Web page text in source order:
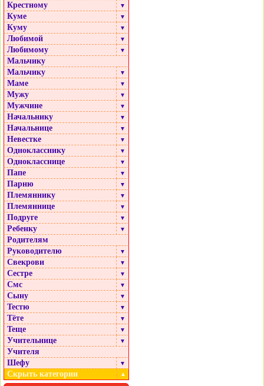
Крестному ▼
Куме ▼
Куму ▼
Любимой ▼
Любимому ▼
Мальчику
Мальчику
▼
Маме ▼
Мужу ▼
Мужчине ▼
Начальнику ▼
Начальнице ▼
Невестке ▼
Однокласснику ▼
Однокласснице ▼
Папе ▼
Парню ▼
Племяннику ▼
Племяннице ▼
Подруге ▼
Ребенку ▼
Родителям
Руководителю
▼
Свекрови ▼
Сестре ▼
Смс ▼
Сыну ▼
Тестю ▼
Тёте ▼
Теще ▼
Учительнице ▼
Учителя
Шефу
▼
Скрыть категории ▲